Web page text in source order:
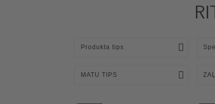
Produkta tips
MATU TIPS